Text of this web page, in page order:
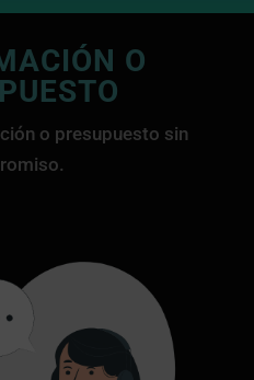
O
o presupuesto sin